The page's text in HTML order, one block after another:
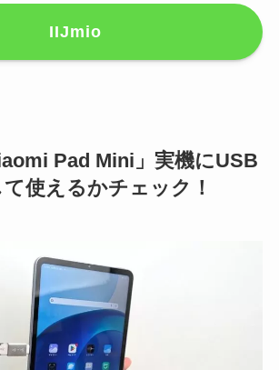
IIJmio
Pad Mini」実機にUSB
使えるかチェック！